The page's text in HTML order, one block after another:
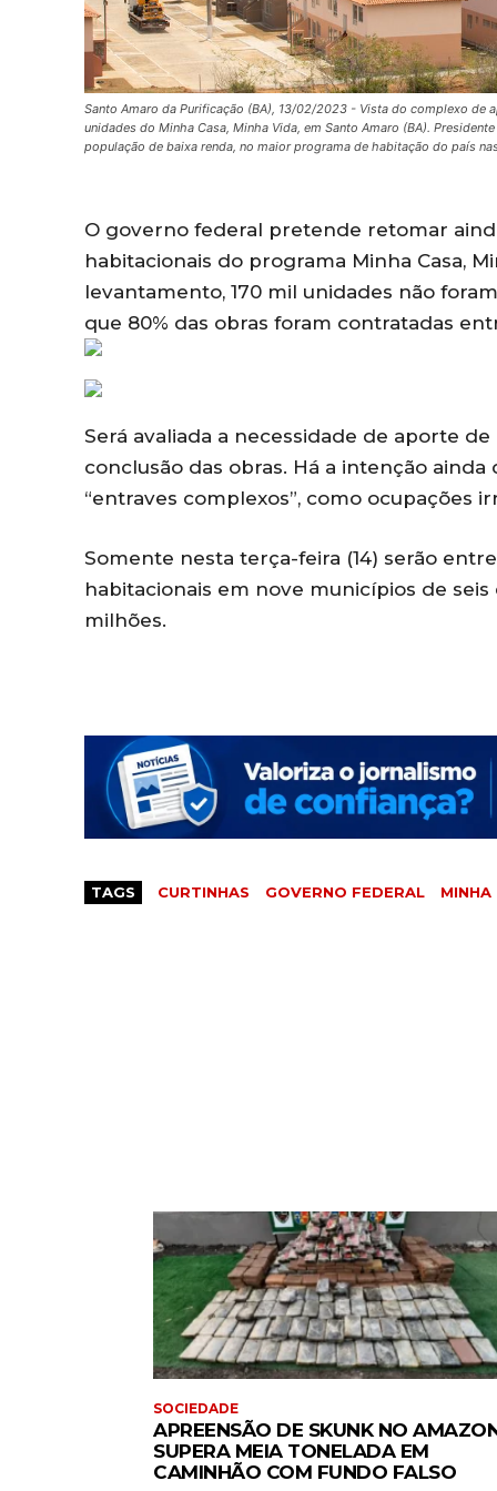
Santo Amaro da Purificação (BA), 13/02/2023 - Vista do complexo de
unidades do Minha Casa, Minha Vida, em Santo Amaro (BA).
população de baixa renda, no maior programa de habitação do país
O governo federal pretende retomar
habitacionais do programa Minha Casa,
levantamento, 170 mil unidades não
que 80% das obras foram contratadas
Será avaliada a necessidade de aporte
conclusão das obras. Há a intenção
“entraves complexos”, como ocupações
Somente nesta terça-feira (14) serão
habitacionais em nove municípios de
milhões.
TAGS CURTINHAS GOVERNO FEDERAL MINHA
SOCIEDADE
APREENSÃO DE SKUNK NO
SUPERA MEIA TONELADA EM
CAMINHÃO COM FUNDO FALSO